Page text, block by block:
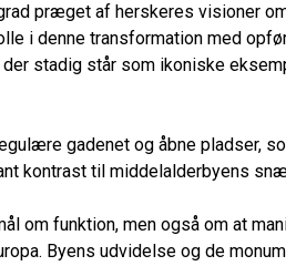
præget af herskeres visioner
i denne transformation med
stadig står som ikoniske
gadenet og åbne pladser,
kontrast til middelalderbyens
om funktion, men også om at
Byens udvidelse og de